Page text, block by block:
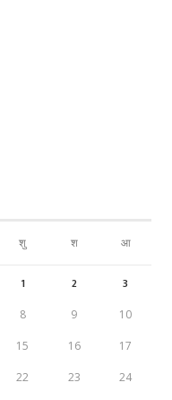
शु श आ
1 2
3
8 9 10
15 16 17
22 23 24